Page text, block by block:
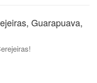
Guarapuava,